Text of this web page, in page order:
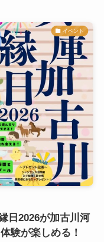
イベント
日2026が加古川河
験が楽しめる！